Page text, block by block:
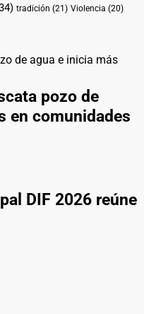
tradición (21) Violencia (20)
pozo de
en comunidades
DIF 2026 reúne